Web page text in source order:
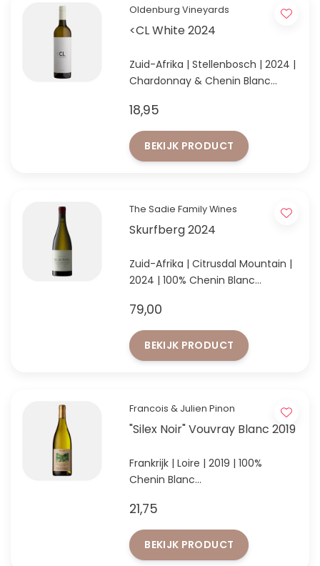
Oldenburg Vineyards
<CL White 2024
Zuid-Afrika | Stellenbosch | 2024 |
Chardonnay & Chenin Blanc
najaarsproeverij '23
18,95
BEKIJK PRODUCT
The Sadie Family Wines
Skurfberg 2024
Zuid-Afrika | Citrusdal Mountain |
2024 | 100% Chenin Blanc
Citrusdal Mountain
79,00
BEKIJK PRODUCT
Francois & Julien Pinon
"Silex Noir" Vouvray Blanc 2019
Frankrijk | Loire | 2019 | 100%
Chenin Blanc
zwarte vuursteen bodem. Een
must-try!
21,75
BEKIJK PRODUCT